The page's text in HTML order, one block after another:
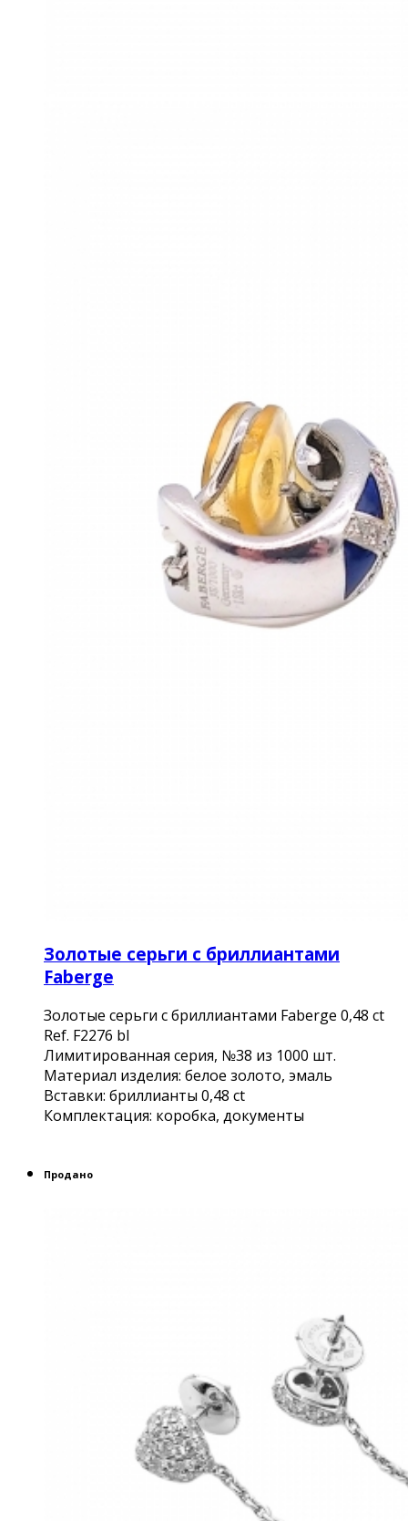
Золотые серьги с бриллиантами
Faberge
Золотые серьги с бриллиантами Faberge 0,48 ct
Ref. F2276 bl
Лимитированная серия, №38 из 1000 шт.
Материал изделия: белое золото, эмаль
Вставки: бриллианты 0,48 ct
Комплектация: коробка, документы
Продано